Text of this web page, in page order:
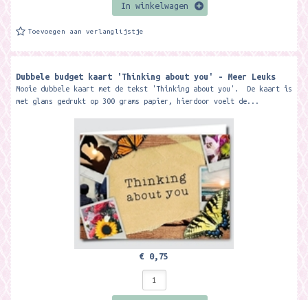
In winkelwagen
Toevoegen aan verlanglijstje
Dubbele budget kaart 'Thinking about you' - Meer Leuks
Mooie dubbele kaart met de tekst 'Thinking about you'. De kaart is
met glans gedrukt op 300 grams papier, hierdoor voelt de...
€ 0,75